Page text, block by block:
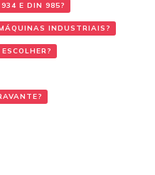
E DIN 985?
INDUSTRIAIS?